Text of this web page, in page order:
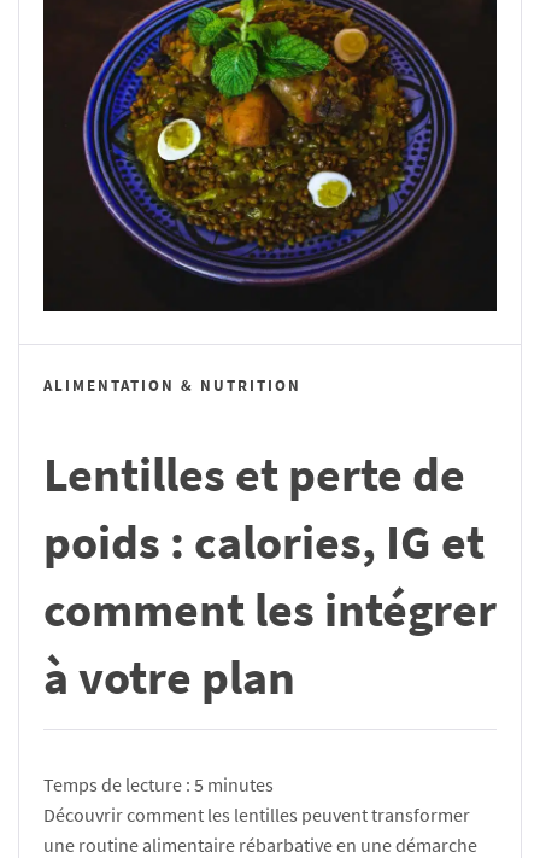
ALIMENTATION & NUTRITION
Lentilles et perte de
poids : calories, IG et
comment les intégrer
à votre plan
Temps de lecture : 5 minutes
Découvrir comment les lentilles peuvent transformer
une routine alimentaire rébarbative en une démarche